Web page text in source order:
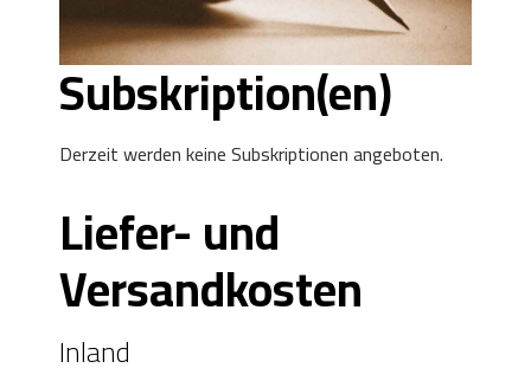
Subskription(en)
Derzeit werden keine Subskriptionen angeboten.
Liefer- und
Versandkosten
Inland